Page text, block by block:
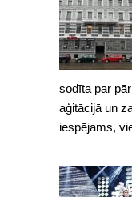
sodīta par
aģitācijā un
iespējams,